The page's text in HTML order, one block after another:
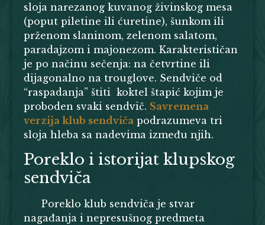
sloja narezanog kuvanog živinskog mesa
(poput piletine ili ćuretine), šunkom ili
prženom slaninom, zelenom salatom,
paradajzom i majonezom. Karakterističan
je po načinu sečenja: na četvrtine ili
dijagonalno na trouglove. Sendviče od
“raspadanja” štiti koktel štapić kojim je
proboden svaki sendvič. Savremena
verzija klub sendviča podrazumeva tri
sloja hleba sa nadevima između njih.
Poreklo i istorijat klupskog
sendviča
Poreklo klub sendviča je stvar
nagađanja i nepresušnog predmeta